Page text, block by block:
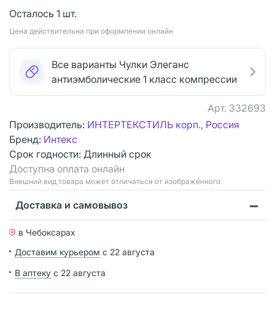
Осталось 1 шт.
Цена действительна при оформлении онлайн
Все варианты Чулки Элеганс
антиэмболические 1 класс компрессии
Арт. 332693
Производитель: ИНТЕРТЕКСТИЛЬ корп., Россия
Бренд: Интекс
Срок годности: Длинный срок
Доступна оплата онлайн
Bнешний вид товара может отличаться от изображённого
Доставка и самовывоз
в Чебоксарах
Доставим курьером с 22 августа
В аптеку с 22 августа